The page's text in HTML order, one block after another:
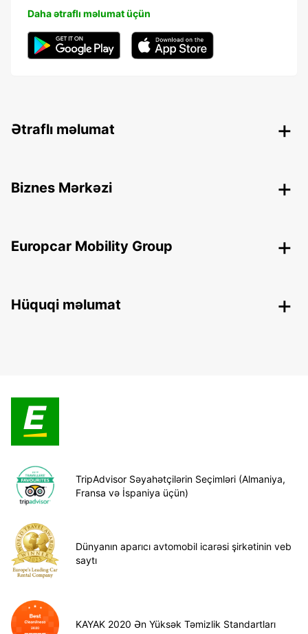
Daha ətraflı məlumat üçün
Ətraflı məlumat
Biznes Mərkəzi
Europcar Mobility Group
Hüquqi məlumat
TripAdvisor Səyahətçilərin Seçimləri (Almaniya,
Fransa və İspaniya üçün)
Dünyanın aparıcı avtomobil icarəsi şirkətinin veb
saytı
KAYAK 2020 Ən Yüksək Təmizlik Standartları